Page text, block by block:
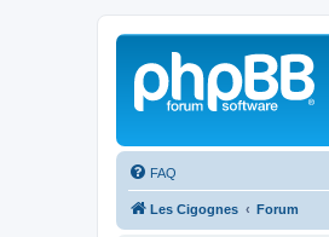
FAQ
Les Cigognes Forum